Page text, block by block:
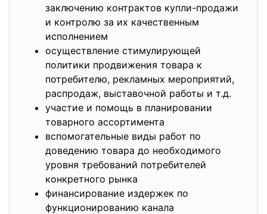
заключению контрактов купли-продажи
и контролю за их качественным
исполнением
осуществление стимулирующей
политики продвижения товара к
потребителю, рекламных мероприятий,
распродаж, выставочной работы и т.д.
участие и помощь в планировании
товарного ассортимента
вспомогательные виды работ по
доведению товара до необходимого
уровня требований потребителей
конкретного рынка
финансирование издержек по
функционированию канала